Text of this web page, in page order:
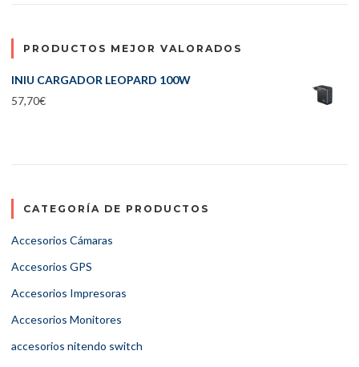
PRODUCTOS MEJOR VALORADOS
INIU CARGADOR LEOPARD 100W
57,70€
CATEGORÍA DE PRODUCTOS
Accesorios Cámaras
Accesorios GPS
Accesorios Impresoras
Accesorios Monitores
accesorios nitendo switch